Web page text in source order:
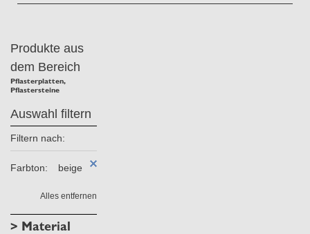
Produkte aus
dem Bereich
Pflasterplatten,
Pflastersteine
Auswahl filtern
Filtern nach:
Farbton: beige
Alles entfernen
> Material